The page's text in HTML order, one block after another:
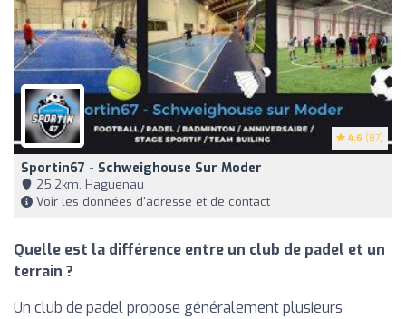
4.6 (87)
Sportin67 - Schweighouse Sur Moder
25,2km, Haguenau
Voir les données d'adresse et de contact
Quelle est la différence entre un club de padel et un
terrain ?
Un club de padel propose généralement plusieurs